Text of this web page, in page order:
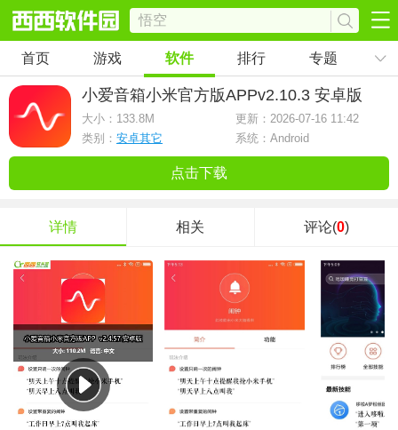
首页 游戏 软件 排行 专题
小爱音箱小米官方版APPv2.10.3 安卓版
大小： 133.8M
更新：2026-07-16 11:42
类别： 安卓其它 系统：Android
点击下载
详情 相关 评论(0)